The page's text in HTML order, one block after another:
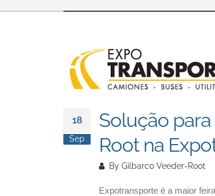
Mexico
18
Sep
Solução
Root na
By Gilbarco Veeder-Root
Expotransporte é a maior